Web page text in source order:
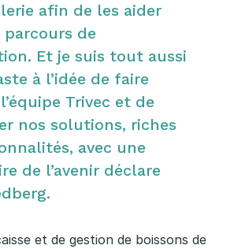
afin de les aider
de
Et je suis tout aussi
à l’idée de faire
Trivec et de
nos solutions, riches
avec une
de l’avenir déclare
et de gestion de boissons de